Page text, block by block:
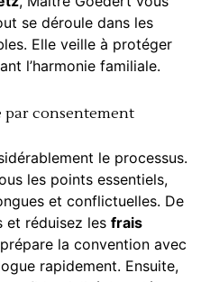
se déroule dans les
Elle veille à protéger
l’harmonie familiale.
consentement
le processus.
les points essentiels,
et conflictuelles. De
et réduisez les frais
la convention avec
rapidement. Ensuite,